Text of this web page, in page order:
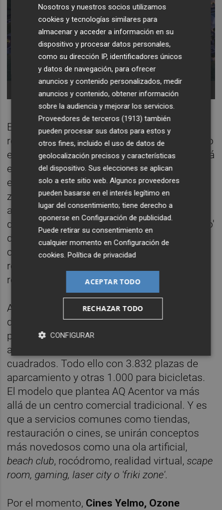
Infinity, centro comercial de AQ Acentor -
En cualquier caso, desde AQ Acentor
remarcan que, en paralelo, siguen trabajando
en la configuración del espacio que reservará
el 48% de la superficie aretail,mientras que
el 12% será ocio; el 10%, restauración; el 9%,
zona de oficinas y coworking; el 8% lo
acaparará un hotel; y el 7%, servicios
deportivos. El objetivo es que el 'megacentro'
dote de servicios a este nuevo barrio de la
ciudad, que ya cuenta con varios bloques
residenciales construidos y vecinos
residiendo en la zona.
Así,
contará con 220 locales
distribuidos en planta semisótano, baja,
primera y segunda, con una superficie bruta
alquilable (SBA) de 113.000 metros
cuadrados. Todo ello con 3.832 plazas de
aparcamiento y otras 1.000 para bicicletas.
El modelo que plantea AQ Acentor va más
allá de un centro comercial tradicional. Y es
que a servicios comunes como tiendas,
restauración o cines, se unirán conceptos
más novedosos como una ola artificial,
beach club, rocódromo, realidad virtual,scape
room, gaming, laser city o 'friki zone'.
Por el momento, Cines Yelmo, Ozone
Nosotros y nuestros socios utilizamos
cookies y tecnologías similares para
almacenar y acceder a información en su
dispositivo y procesar datos personales,
como su dirección IP, identificadores únicos
y datos de navegación, para ofrecer
anuncios y contenido personalizados, medir
anuncios y contenido, obtener información
sobre la audiencia y mejorar los servicios.
Proveedores de terceros (1913) también
pueden procesar sus datos para estos y
otros fines, incluido el uso de datos de
geolocalización precisos y características
del dispositivo. Sus elecciones se aplican
solo a este sitio web. Algunos proveedores
pueden basarse en el interés legítimo en
lugar del consentimiento; tiene derecho a
oponerse enConfiguración de publicidad
Puede retirar su consentimiento en
cualquier momento enConfiguración de
cookies .Política de privacidad
ACEPTAR TODO
RECHAZAR TODO
CONFIGURAR